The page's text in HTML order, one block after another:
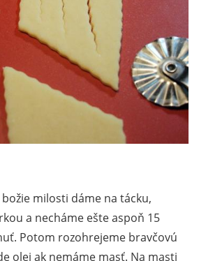
milosti dáme na tácku,
a necháme ešte aspoň 15
Potom rozohrejeme bravčovú
olej ak nemáme masť. Na masti